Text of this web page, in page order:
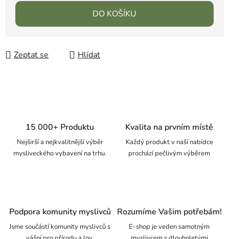
DO KOŠÍKU
Zeptat se Hlídat
15 000+ Produktu
Nejširší a nejkvalitnější výběr
mysliveckého vybavení na trhu.
Kvalita na prvním místě
Každý produkt v naší nabídce
prochází pečlivým výběrem
Podpora komunity myslivců
Jsme součástí komunity myslivců s
Rozumíme Vašim potřebám!
E-shop je veden samotným